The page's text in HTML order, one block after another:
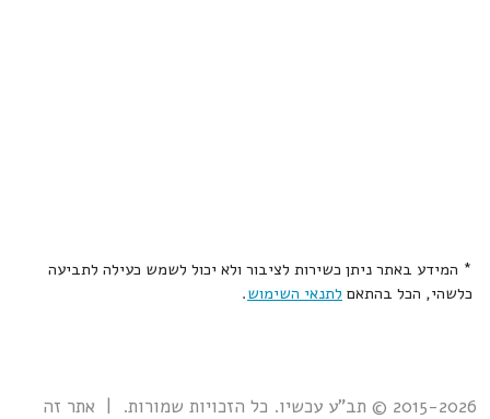
* המידע באתר ניתן כשירות לציבור ולא יכול לשמש כעילה לתביעה
כלשהי, הכל בהתאם לתנאי השימוש.
2015-2026 © תב"ע עכשיו. כל הזכויות שמורות. | אתר זה